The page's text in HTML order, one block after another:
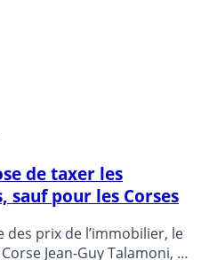
de taxer les
sauf pour les Corses
prix de l’immobilier, le
Jean-Guy Talamoni, a